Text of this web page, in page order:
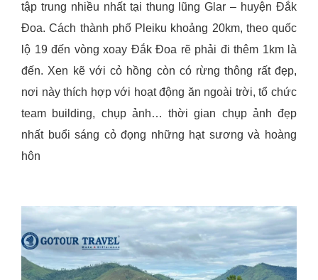
tập trung nhiều nhất tại thung lũng Glar – huyện Đắk
Đoa. Cách thành phố Pleiku khoảng 20km, theo quốc
lộ 19 đến vòng xoay Đắk Đoa rẽ phải đi thêm 1km là
đến. Xen kẽ với cỏ hồng còn có rừng thông rất đẹp,
nơi này thích hợp với hoạt động ăn ngoài trời, tổ chức
team building, chụp ảnh… thời gian chụp ảnh đẹp
nhất buổi sáng cỏ đọng những hạt sương và hoàng
hôn